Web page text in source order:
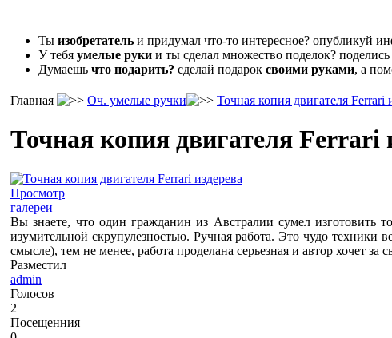
Ты изобретатель и придумал что-то интересное? опубликуй
У тебя умелые руки и ты сделал множество поделок?
Думаешь что подарить? сделай подарок своими руками, а
Главная Оч. умелые ручки Точная копия двигателя Ferrari
Точная копия двигателя Ferrari
Просмотр
галереи
Вы знаете, что один гражданин из Австралии сумел
изумительной скрупулезностью. Ручная работа. Это чудо техники
смысле), тем не менее, работа проделана серьезная и автор хочет за
Разместил
admin
Голосов
2
Посещенния